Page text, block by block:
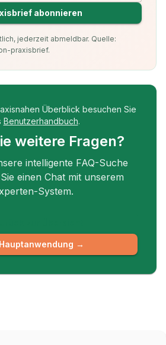
abonnieren
jederzeit abmeldbar. Quelle:
praxisbrief.
Überblick besuchen Sie
Benutzerhandbuch.
weitere Fragen?
intelligente FAQ-Suche
einen Chat mit unserem
System.
→